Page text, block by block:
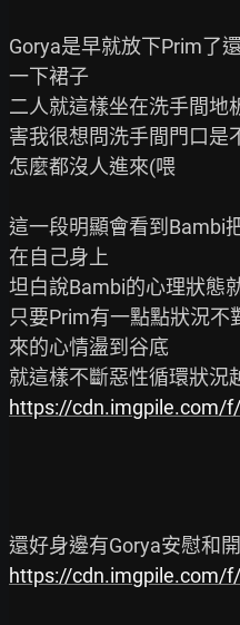
Gorya是早就放下Prim了
一下裙子
二人就這樣坐在洗手間地
害我很想問洗手間門口是
怎麼都沒人進來(喂
這一段明顯會看到Bambi
在自己身上
坦白說Bambi的心理狀態
只要Prim有一點點狀況不
來的心情盪到谷底
https://cdn.imgpile.com/
https://cdn.imgpile.com/f/